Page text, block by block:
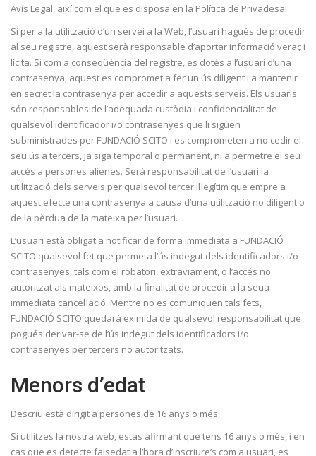
Avís Legal, així com el que es disposa en la Política de Privadesa.
Si per a la utilització d’un servei a la Web, l’usuari hagués de procedir
al seu registre, aquest serà responsable d’aportar informació veraç i
lícita. Si com a conseqüència del registre, es dotés a l’usuari d’una
contrasenya, aquest es compromet a fer un ús diligent i a mantenir
en secret la contrasenya per accedir a aquests serveis. Els usuaris
són responsables de l’adequada custòdia i confidencialitat de
qualsevol identificador i/o contrasenyes que li siguen
subministrades per FUNDACIÓ SCITO i es comprometen a no cedir el
seu ús a tercers, ja siga temporal o permanent, ni a permetre el seu
accés a persones alienes. Serà responsabilitat de l’usuari la
utilització dels serveis per qualsevol tercer il·legítim que empre a
aquest efecte una contrasenya a causa d’una utilització no diligent o
de la pèrdua de la mateixa per l’usuari.
L’usuari està obligat a notificar de forma immediata a FUNDACIÓ
SCITO qualsevol fet que permeta l’ús indegut dels identificadors i/o
contrasenyes, tals com el robatori, extraviament, o l’accés no
autoritzat als mateixos, amb la finalitat de procedir a la seua
immediata cancel·lació. Mentre no es comuniquen tals fets,
FUNDACIÓ SCITO quedarà eximida de qualsevol responsabilitat que
pogués derivar-se de l’ús indegut dels identificadors i/o
contrasenyes per tercers no autoritzats.
Menors d’edat
Descriu està dirigit a persones de 16 anys o més.
Si utilitzes la nostra web, estas afirmant que tens 16 anys o més, i en
cas que es detecte falsedat a l’hora d’inscriure’s com a usuari, es